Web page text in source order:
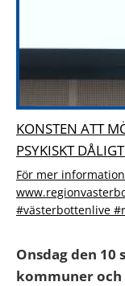
KONSTEN ATT
PSYKISKT
För mer
#västerbottenlive
Onsdag den
kommuner och